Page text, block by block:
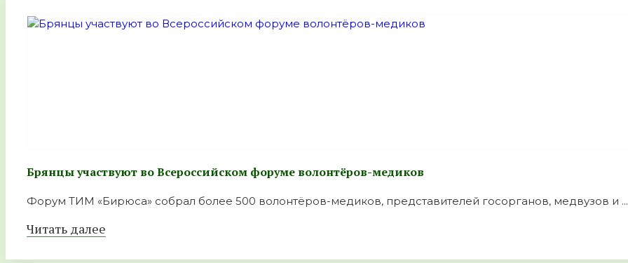
Брянцы участвуют во Всероссийском форуме волонтёров-медиков
Форум ТИМ «Бирюса» собрал более 500 волонтёров-медиков, представителей госорганов, медвузов и ...
Читать далее